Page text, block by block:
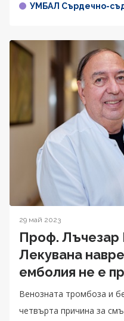
УМБАЛ Сърдечно-
29 май 2023
Проф. Лъчезар
Лекувана
емболия не е
Венозната тромбоза и
четвърта причина за